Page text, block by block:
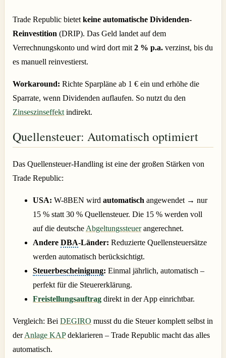
Trade Republic bietet keine automatische Dividenden-
Reinvestition (DRIP). Das Geld landet auf dem
Verrechnungskonto und wird dort mit 2 % p.a. verzinst, bis du
es manuell reinvestierst.
Workaround: Richte Sparpläne ab 1 € ein und erhöhe die
Sparrate, wenn Dividenden auflaufen. So nutzt du den
Zinseszinseffekt indirekt.
Quellensteuer: Automatisch optimiert
Das Quellensteuer-Handling ist eine der großen Stärken von
Trade Republic:
USA: W-8BEN wird automatisch angewendet → nur
15 % statt 30 % Quellensteuer. Die 15 % werden voll
auf die deutscheAbgeltungssteuerangerechnet.
Andere DBA-Länder: Reduzierte Quellensteuersätze
werden automatisch berücksichtigt.
Steuerbescheinigung: Einmal jährlich, automatisch –
perfekt für die Steuererklärung.
Freistellungsauftrag direkt in der App einrichtbar.
Vergleich: Bei DEGIRO musst du die Steuer komplett selbst in
derAnlage KAPdeklarieren – Trade Republic macht das alles
automatisch.